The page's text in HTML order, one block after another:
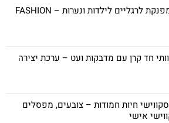
ערכת ספא מפנקת לרגליים לילדות ונערות – FASHION
חד קרן עם מדבקות ועט – ערכת יצירה
חיות חמודות – צובעים, מפסלים
אישי